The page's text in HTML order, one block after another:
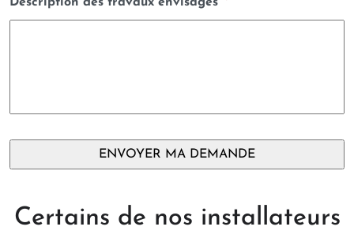
Certains de nos installateurs